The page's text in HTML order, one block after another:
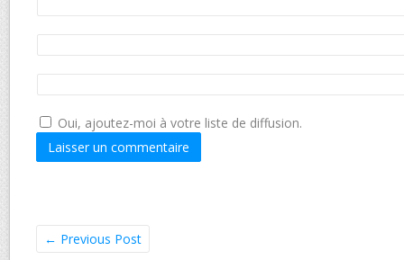
Oui, ajoutez-moi à votre liste de diffusion.
← Previous Post